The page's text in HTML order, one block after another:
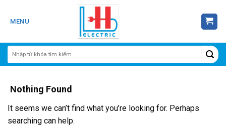
MENU
Nothing Found
It seems we can’t find what you’re looking for. Perhaps
searching can help.